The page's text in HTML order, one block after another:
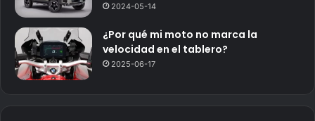
2024-05-14
¿Por qué mi moto no marca la
velocidad en el tablero?
2025-06-17